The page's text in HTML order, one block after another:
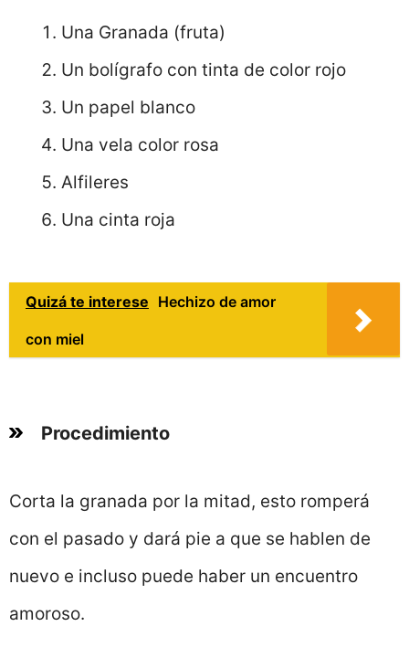
Una Granada (fruta)
Un bolígrafo con tinta de color rojo
Un papel blanco
Una vela color rosa
Alfileres
Una cinta roja
Quizá te interese Hechizo de amor
con miel
Procedimiento
Corta la granada por la mitad, esto romperá
con el pasado y dará pie a que se hablen de
nuevo e incluso puede haber un encuentro
amoroso.